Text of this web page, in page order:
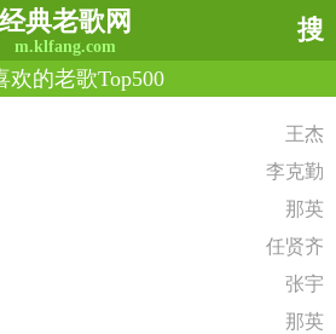
经典老歌网
m.klfang.com
搜
欢的老歌Top500
王杰
李克勤
那英
任贤齐
张宇
那英